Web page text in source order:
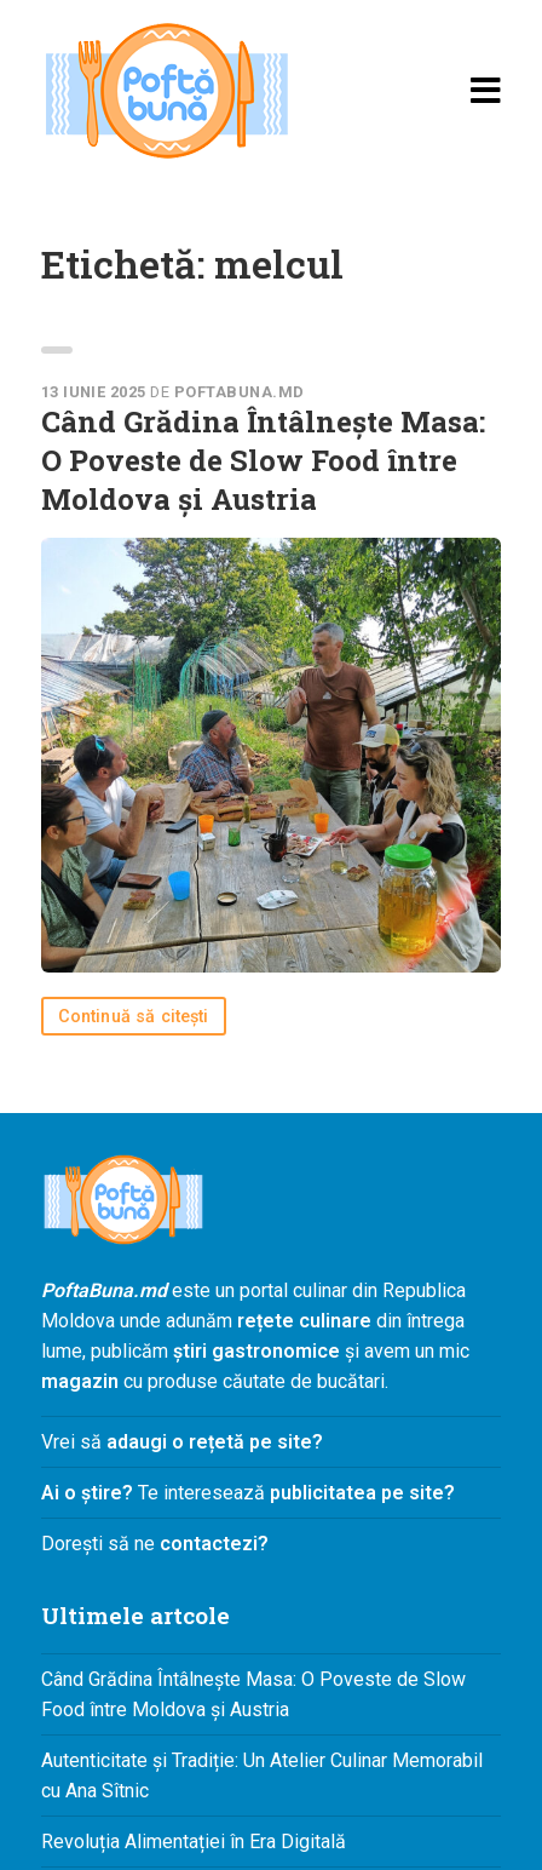
Rețete
Categorii
Bucătării
Românească
Internațională
Europeană
Italiană
Nord-Americană
Mexicană
Chineză
Adaugă rețetă
Revistă
Gastronomie
Concursuri
Digest
Nutriție
Etichetă: melcul
13 IUNIE 2025 DE POFTABUNA.MD
Când Grădina Întâlnește Masa:
O Poveste de Slow Food între
Moldova și Austria
Continuă să citești
PoftaBuna.mdeste un portal culinar din Republica
Moldova unde adunăm rețete culinare din întrega
lume, publicăm știri gastronomice și avem un mic
magazin cu produse căutate de bucătari.
Vrei să adaugi o rețetă pe site?
Ai o știre? Te interesează publicitatea pe site?
Dorești să necontactezi?
Ultimele artcole
Când Grădina Întâlnește Masa: O Poveste de Slow
Food între Moldova și Austria
Autenticitate și Tradiție: Un Atelier Culinar Memorabil
cu Ana Sîtnic
Revoluția Alimentației în Era Digitală